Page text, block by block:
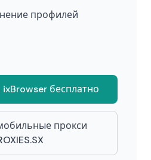
профилей
бесплатно
прокси